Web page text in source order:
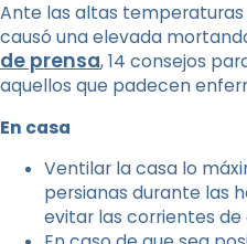
Ante las altas temperaturas
causó una elevada
de prensa, 14 consejos
aquellos que padecen
En casa
Ventilar la casa lo
persianas durante las
evitar las corrientes de